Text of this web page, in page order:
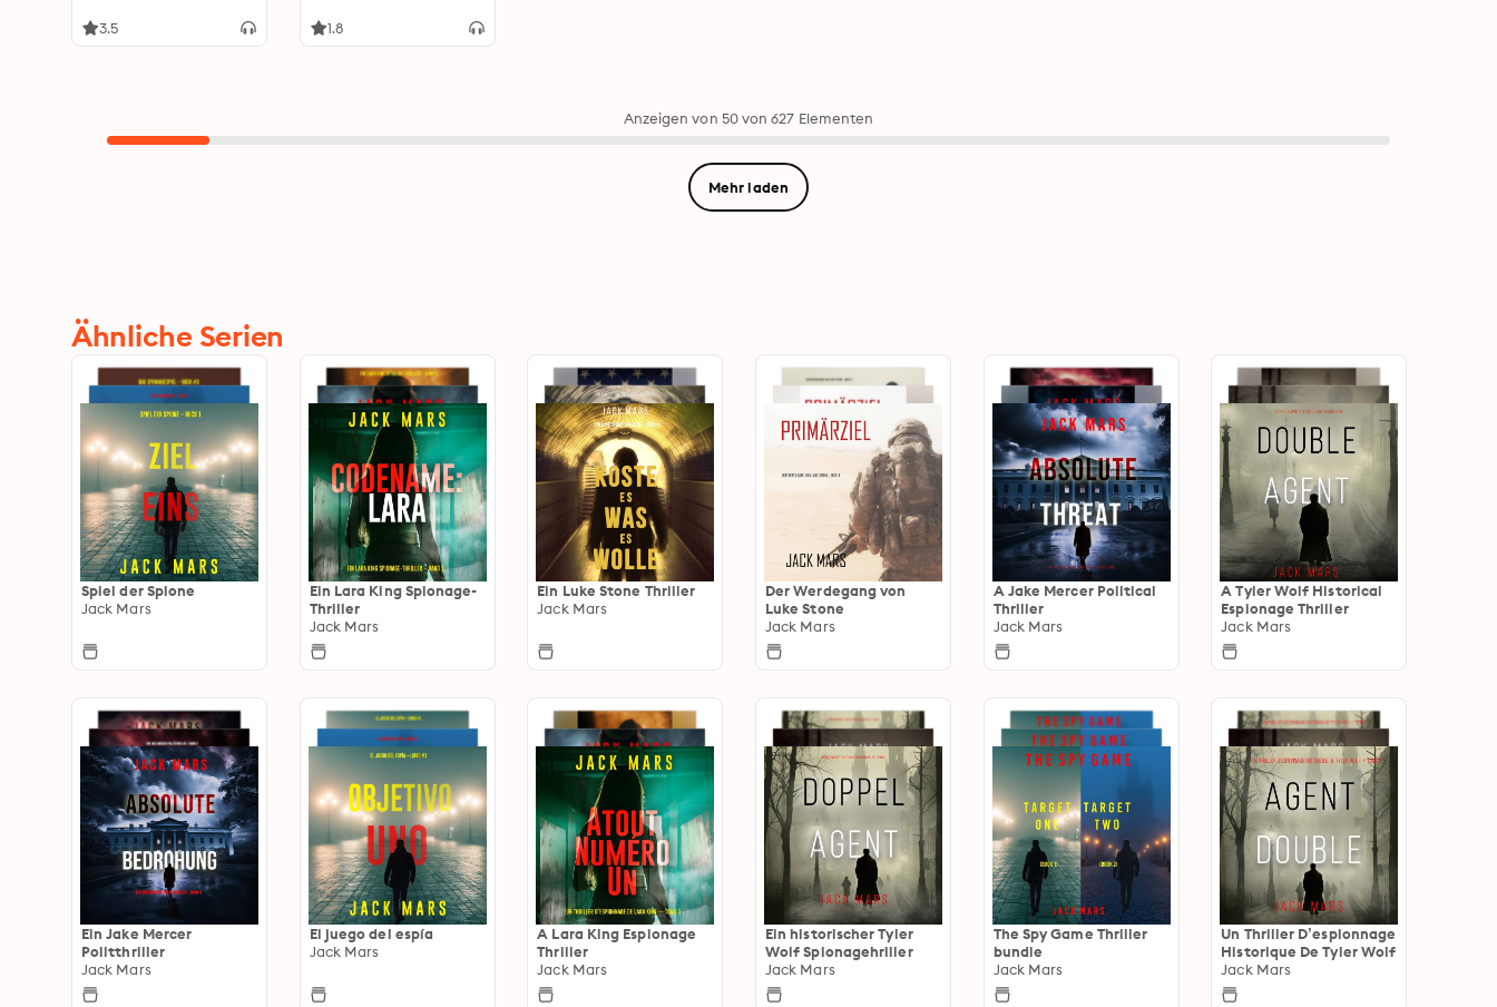
3.5 1.8
Anzeigen von 50 von 627 Elementen
Mehr laden
Ähnliche Serien
Spiel der Spione
Jack Mars
Ein Lara King Spionage-
Thriller
Jack Mars
Ein Luke Stone Thriller
Jack Mars
Der Werdegang von
Luke Stone
Jack Mars
A Jake Mercer Political
Thriller
Jack Mars
A Tyler Wolf Historical
Espionage Thriller
Jack Mars
Ein Jake Mercer
Politthriller
Jack Mars
El juego del espía
Jack Mars
A Lara King Espionage
Thriller
Jack Mars
Ein historischer Tyler
Wolf Spionagehriller
Jack Mars
The Spy Game Thriller
bundle
Jack Mars
Un Thriller D’espionnage
Historique De Tyler Wolf
Jack Mars